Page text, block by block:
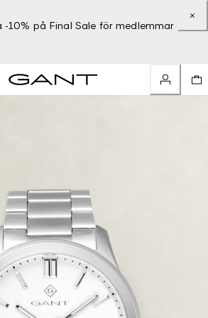
-10% på Final Sale för medlemmar